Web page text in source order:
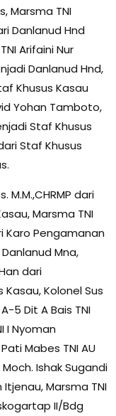
Marsma TNI
Danlanud Hnd
Arifaini Nur
Danlanud Hnd,
Khusus Kasau
Yohan Tamboto,
Staf Khusus
Staf Khusus
M.M.,CHRMP dari
Marsma TNI
Karo Pengamanan
Mna,
dari
Kolonel Sus
5 Dit A Bais TNI
I Nyoman
Mabes TNI AU
Ishak Sugandi
Marsma TNI
II/Bdg